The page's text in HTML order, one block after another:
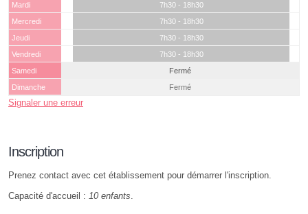
Mardi
7h30 - 18h30
Mercredi
7h30 - 18h30
Jeudi
7h30 - 18h30
Vendredi
7h30 - 18h30
Samedi
Fermé
Dimanche
Fermé
Signaler une erreur
Inscription
Prenez contact avec cet établissement pour démarrer l'inscription.
Capacité d'accueil : 10 enfants.